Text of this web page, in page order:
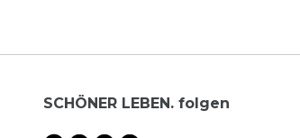
SCHÖNER LEBEN. folgen